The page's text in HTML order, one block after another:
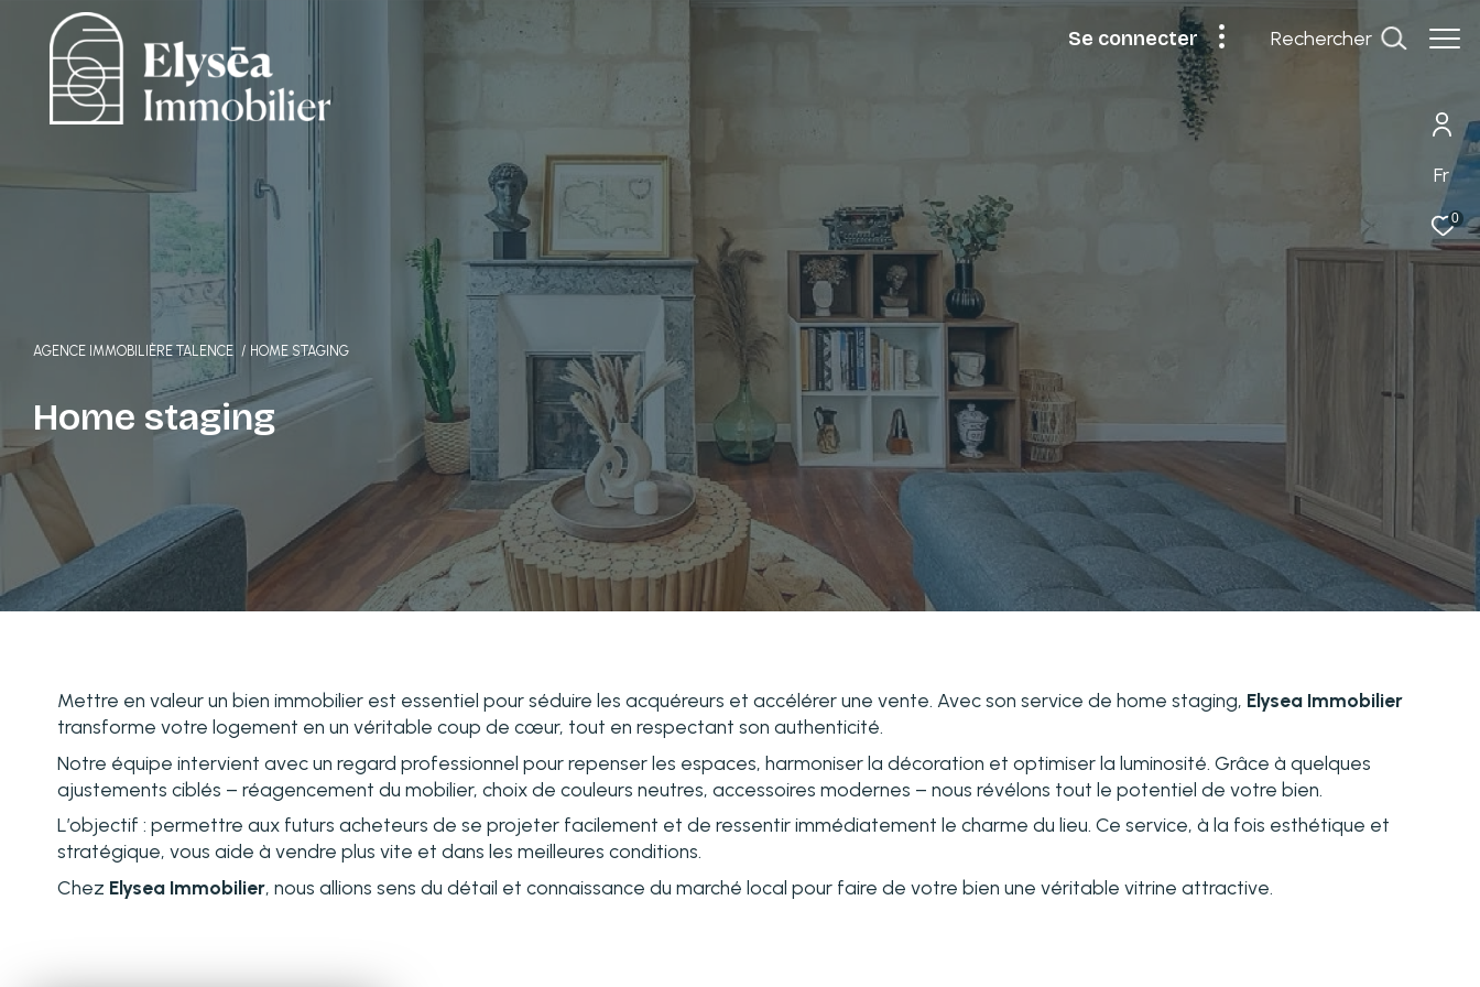
Fr
0
se connecter rechercher
AGENCE IMMOBILIÈRE TALENCE HOME STAGING
Home staging
Mettre en valeur un bien immobilier est essentiel pour séduire les acquéreurs et accélérer une vente. Avec son service de home staging, Elysea Immobilier
transforme votre logement en un véritable coup de cœur, tout en respectant son authenticité.
Notre équipe intervient avec un regard professionnel pour repenser les espaces, harmoniser la décoration et optimiser la luminosité. Grâce à quelques
ajustements ciblés – réagencement du mobilier, choix de couleurs neutres, accessoires modernes – nous révélons tout le potentiel de votre bien.
L’objectif : permettre aux futurs acheteurs de se projeter facilement et de ressentir immédiatement le charme du lieu. Ce service, à la fois esthétique et
stratégique, vous aide à vendre plus vite et dans les meilleures conditions.
Chez Elysea Immobilier, nous allions sens du détail et connaissance du marché local pour faire de votre bien une véritable vitrine attractive.